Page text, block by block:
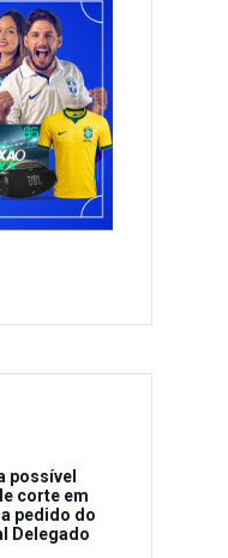
possível
corte em
pedido do
Delegado